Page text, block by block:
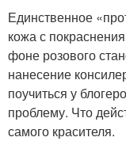
Единственное
кожа с
фоне розового
нанесение
поучиться у
проблему. Что
самого красителя.